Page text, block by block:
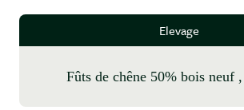
Elevage
fûts de chêne 50% bois neuf